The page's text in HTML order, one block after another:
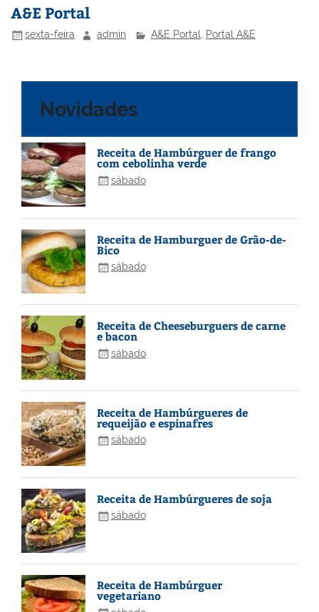
n
o
ai
A&E Portal
sexta-feira admin A&E Portal, Portal A&E
Novidades
Receita de Hambúrguer de frango
com cebolinha verde
sábado
Receita de Hamburguer de Grão-de-
Bico
sábado
Receita de Cheeseburguers de carne
e bacon
sábado
Receita de Hambúrgueres de
requeijão e espinafres
sábado
Receita de Hambúrgueres de soja
sábado
Receita de Hambúrguer
vegetariano